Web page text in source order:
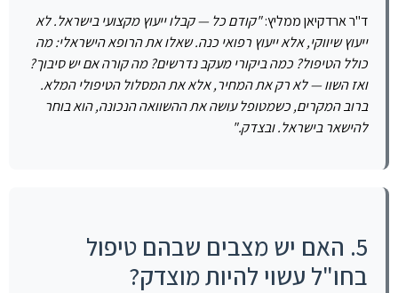
ד"ר ארדקיאן ממליץ:"קודם כל — קבלו ייעוץ מקצועי בישראל. לא
ייעוץ שיווקי, אלא ייעוץ רפואי כנה. שאלו את הרופא הישראלי: מה
כולל הטיפול? כמה ביקורי מעקב נדרשים? מה קורה אם יש סיבוך?
ואז השוו — לא רק את המחיר, אלא את המסלול הטיפולי המלא.
ברוב המקרים, כשמטופל עושה את ההשוואה הנכונה, הוא בוחר
להישאר בישראל. ובצדק."
5. האם יש מצבים שבהם טיפול
בחו"ל עשוי להיות מוצדק?